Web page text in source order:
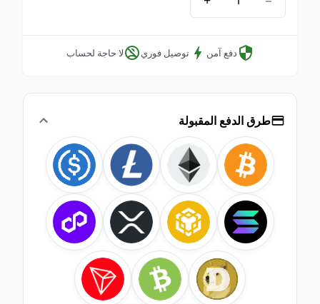
دفع آمن توصيل فوري لا حاجة لحساب
طرق الدفع المقبولة